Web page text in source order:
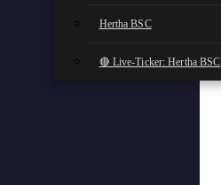
Hertha BSC
🔴 Live-Ticker: Hertha BSC